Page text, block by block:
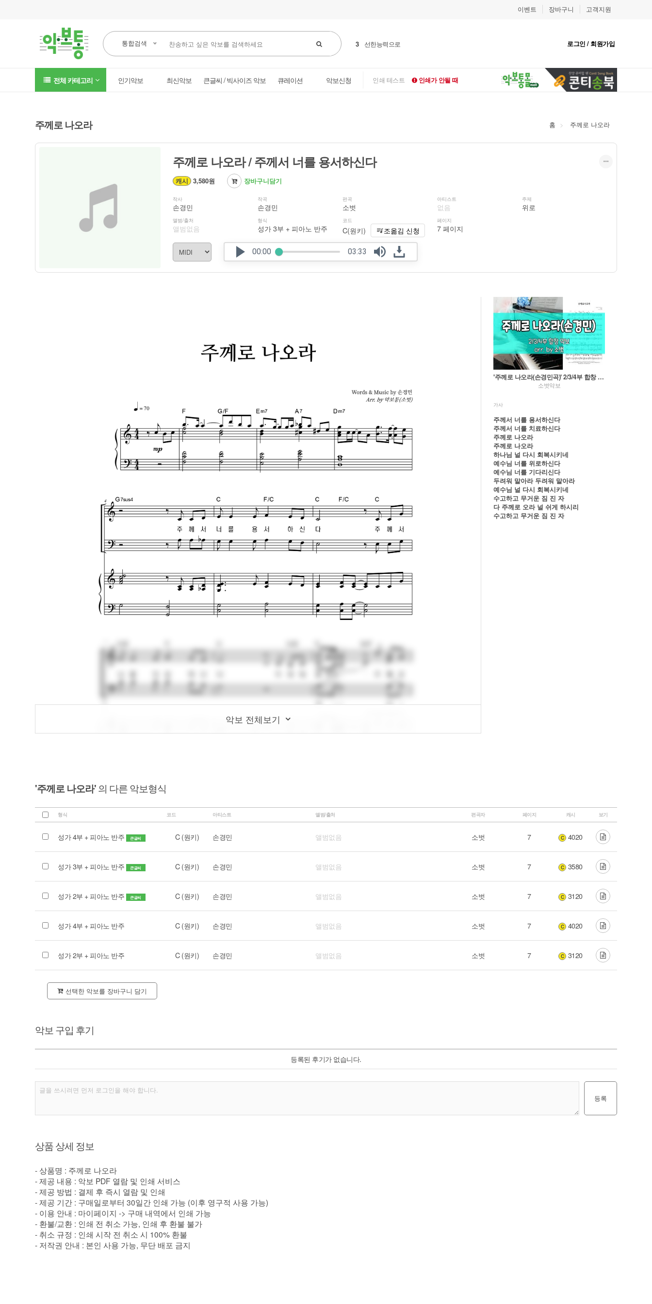
이벤트 장바구니 고객지원
통합검색 3 선한능력으로 로그인 / 회원가입
전체 카테고리 인기악보 최신악보 큰글씨 / 빅사이즈 악보 큐레이션 악보신청 인쇄 테스트 인쇄가 안될 때
주께로 나오라 홈 주께로 나오라
주께로 나오라 / 주께서 너를 용서하신다
캐시 3,580원 장바구니담기
작사
손경민
앨범/출처
앨범없음
작곡
손경민
형식
성가 3부 + 피아노 반주
편곡
소벗
코드
C(원키) 조옮김 신청
아티스트
없음
페이지
7 페이지
주제
위로
00:00 03:33
악보 전체보기
'주께로 나오라(손경민곡)' 2/3/4부 합창 악보 arr. by 소벗
소벗악보
가사
주께서 너를 용서하신다
주께서 너를 치료하신다
주께로 나오라
주께로 나오라
하나님 널 다시 회복시키네
예수님 너를 위로하신다
예수님 너를 기다리신다
두려워 말아라 두려워 말아라
예수님 널 다시 회복시키네
수고하고 무거운 짐 진 자
다 주께로 오라 널 쉬게 하시리
수고하고 무거운 짐 진 자
'주께로 나오라'의 다른 악보형식
형식 코드 아티스트 앨범/출처 편곡자 페이지 캐시 보기
성가 4부 + 피아노 반주 큰글씨 C (원키) 손경민 앨범없음 소벗 7 C 4020
성가 3부 + 피아노 반주 큰글씨 C (원키) 손경민 앨범없음 소벗 7 C 3580
성가 2부 + 피아노 반주 큰글씨 C (원키) 손경민 앨범없음 소벗 7 C 3120
성가 4부 + 피아노 반주 C (원키) 손경민 앨범없음 소벗 7 C 4020
성가 2부 + 피아노 반주 C (원키) 손경민 앨범없음 소벗 7 C 3120
선택한 악보를 장바구니 담기
악보 구입 후기
등록된 후기가 없습니다.
상품 상세 정보
- 상품명 : 주께로 나오라
- 제공 내용 : 악보 PDF 열람 및 인쇄 서비스
- 제공 방법 : 결제 후 즉시 열람 및 인쇄
- 제공 기간 : 구매일로부터 30일간 인쇄 가능 (이후 영구적 사용 가능)
- 이용 안내 : 마이페이지 -> 구매 내역에서 인쇄 가능
- 환불/교환 : 인쇄 전 취소 가능, 인쇄 후 환불 불가
- 취소 규정 : 인쇄 시작 전 취소 시 100% 환불
- 저작권 안내 : 본인 사용 가능, 무단 배포 금지